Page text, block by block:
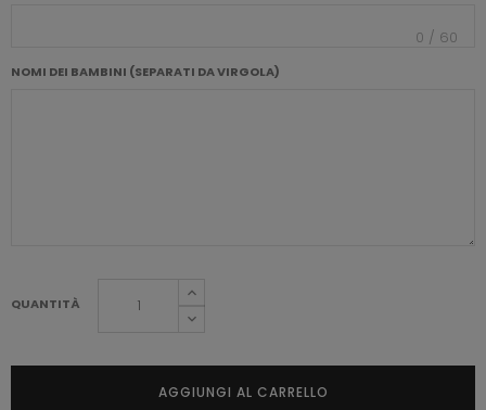
0 / 60
NOMI DEI BAMBINI (SEPARATI DA VIRGOLA)
QUANTITÀ
AGGIUNGI AL CARRELLO